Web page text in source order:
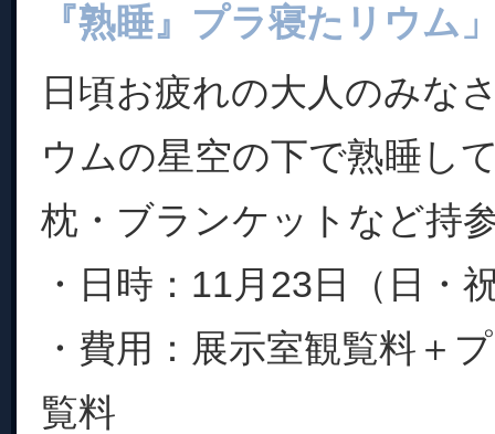
『熟睡』プラ寝たリウム
日頃お疲れの大人のみな
ウムの星空の下で熟睡し
枕・ブランケットなど持
・日時：11月23日（日・
・費用：展示室観覧料＋
覧料